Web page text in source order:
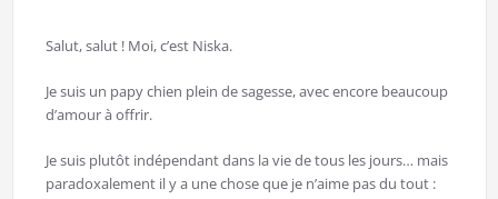
Salut, salut ! Moi, c’est Niska.
Je suis un papy chien plein de sagesse, avec encore beaucoup
d’amour à offrir.
Je suis plutôt indépendant dans la vie de tous les jours… mais
paradoxalement il y a une chose que je n’aime pas du tout :